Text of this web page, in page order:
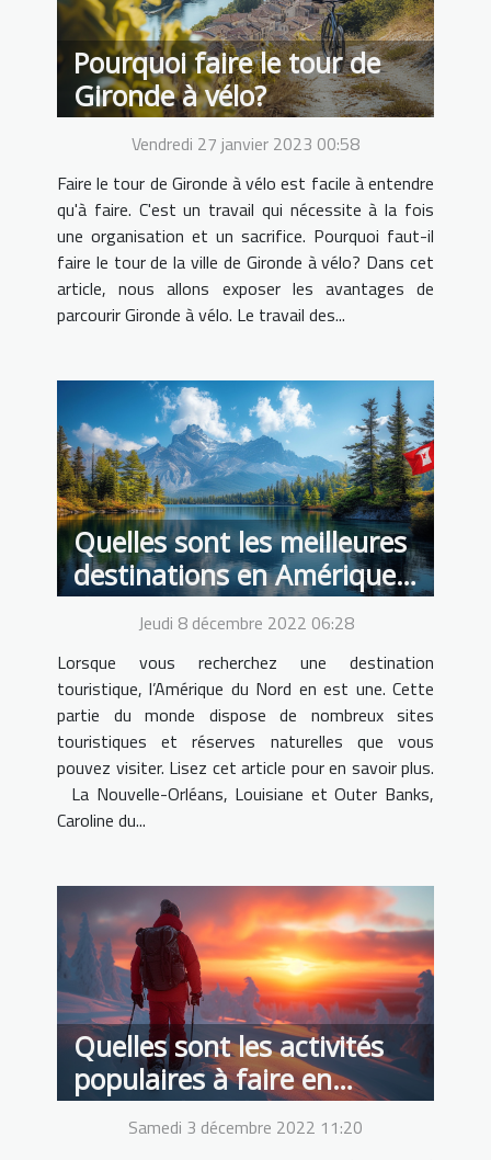
Pourquoi faire le tour de
Gironde à vélo?
Vendredi 27 janvier 2023 00:58
Faire le tour de Gironde à vélo est facile à entendre
qu'à faire. C'est un travail qui nécessite à la fois
une organisation et un sacrifice. Pourquoi faut-il
faire le tour de la ville de Gironde à vélo? Dans cet
article, nous allons exposer les avantages de
parcourir Gironde à vélo. Le travail des...
Quelles sont les meilleures
destinations en Amérique
du Nord ?Jeudi 8 décembre 2022 06:28
Lorsque vous recherchez une destination
touristique, l’Amérique du Nord en est une. Cette
partie du monde dispose de nombreux sites
touristiques et réserves naturelles que vous
pouvez visiter. Lisez cet article pour en savoir plus.
La Nouvelle-Orléans, Louisiane et Outer Banks,
Caroline du...
Quelles sont les activités
populaires à faire en
Laponie lors d’un voyage ?
Samedi 3 décembre 2022 11:20